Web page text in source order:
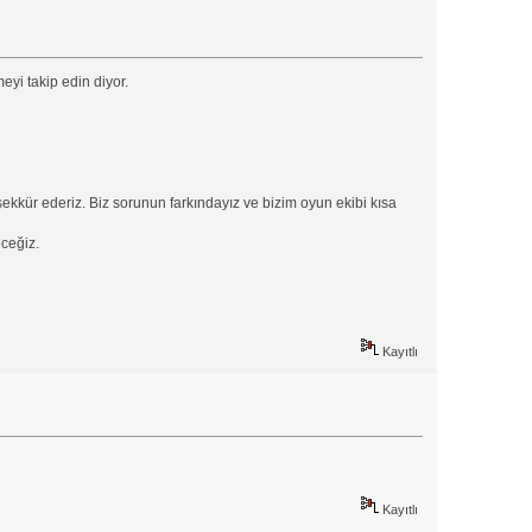
takip edin diyor.
ederiz. Biz sorunun farkındayız ve bizim oyun ekibi kısa
Kayıtlı
Kayıtlı